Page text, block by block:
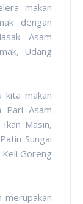
makan
dengan
Asam
Udang
kita makan
Pari Asam
Masin,
Sungai
Goreng
merupakan